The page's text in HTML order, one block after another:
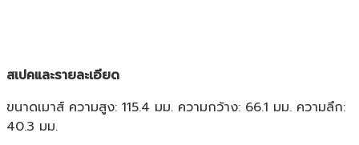
สเปคและรายละเอียด
ขนาดเมาส์ ความสูง: 115.4 มม. ความกว้าง: 66.1 มม. ความลึก:
40.3 มม.